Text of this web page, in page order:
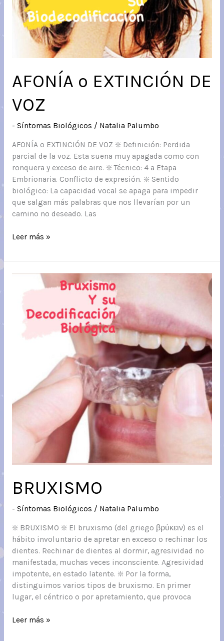
AFONÍA o EXTINCIÓN DE
VOZ
- Síntomas Biológicos / Natalia Palumbo
AFONÍA o EXTINCIÓN DE VOZ ❇️ Definición: Perdida
parcial de la voz. Esta suena muy apagada como con
ronquera y exceso de aire. ❇️ Técnico: 4 a Etapa
Embrionaria. Conflicto de expresión. ❇️ Sentido
biológico: La capacidad vocal se apaga para impedir
que salgan más palabras que nos llevarían por un
camino no deseado. Las
AFONÍA
EXTINCIÓN
DE
Leer más »
BRUXISMO
- Síntomas Biológicos / Natalia Palumbo
❇️ BRUXISMO ❇️ El bruxismo (del griego βρύκειν) es el
hábito involuntario de apretar en exceso o rechinar los
dientes. Rechinar de dientes al dormir, agresividad no
manifestada, muchas veces inconsciente. Agresividad
impotente, en estado latente. ❇️ Por la forma,
distinguimos varios tipos de bruxismo. En primer
lugar, el céntrico o por apretamiento, que provoca
BRUXISMO
Leer más »